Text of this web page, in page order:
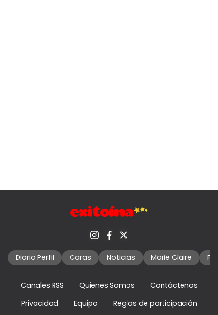
Diario Perfil Caras Noticias Marie Claire
Canales RSS Quienes Somos
Contáctenos
Privacidad
Equipo Reglas de participación